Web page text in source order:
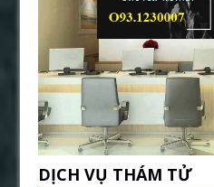
DỊCH VỤ THÁM TỬ